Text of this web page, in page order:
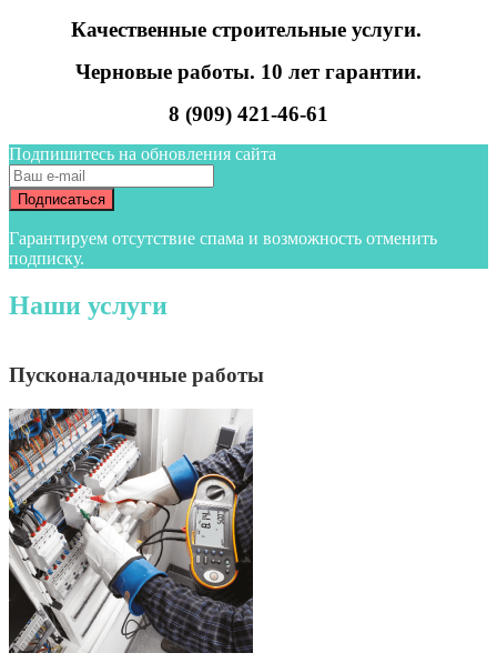
Качественные строительные услуги.
Черновые работы. 10 лет гарантии.
8 (909) 421-46-61
Подпишитесь на обновления сайта
Гарантируем отсутствие спама и возможность отменить
подписку.
Наши услуги
Пусконаладочные работы